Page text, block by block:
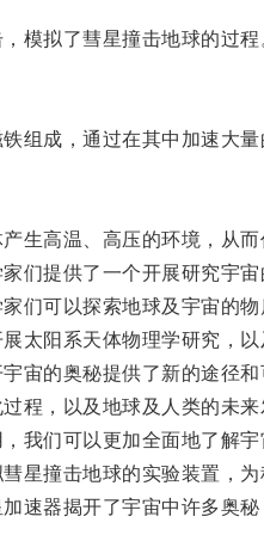
拟了彗星撞击地球的过程
成，通过在其中加速大量
高温、高压的环境，从而
提供了一个开展研究宇宙
可以探索地球及宇宙的物
阳系天体物理学研究，以
的奥秘提供了新的途径和
，以及地球及人类的未来
们可以更加全面地了解宇
撞击地球的实验装置，为
器揭开了宇宙中许多奥秘